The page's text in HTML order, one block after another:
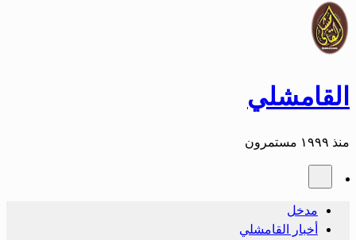
القامشلي
منذ ١٩٩٩ مستمرون
مدخل
أخبار القامشلي